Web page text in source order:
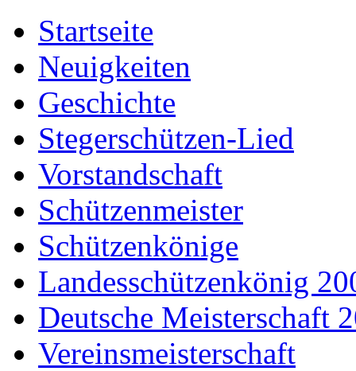
Startseite
Neuigkeiten
Geschichte
Stegerschützen-Lied
Vorstandschaft
Schützenmeister
Schützenkönige
Landesschützenkönig
Deutsche Meisterschaft
Vereinsmeisterschaft